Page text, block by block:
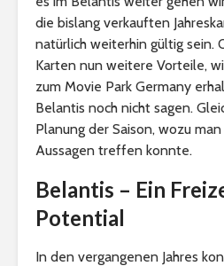
die bislang verkauften
natürlich weiterhin gültig sein.
Karten nun weitere Vorteile,
zum Movie Park Germany
Belantis noch nicht sagen.
Planung der Saison, wozu
Aussagen treffen konnte.
Belantis – Ein
Potential
In den vergangenen Jahres